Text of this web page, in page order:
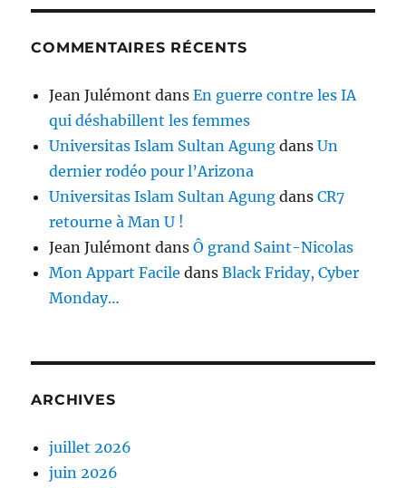
COMMENTAIRES RÉCENTS
Jean Julémont dansEn guerre contre les IA
qui déshabillent les femmes
Universitas Islam Sultan Agung dansUn
dernier rodéo pour l’Arizona
Universitas Islam Sultan Agung dansCR7
retourne à Man U !
Jean Julémont dansÔ grand Saint-Nicolas
Mon Appart Facile dansBlack Friday, Cyber
Monday…
ARCHIVES
juillet 2026
juin 2026